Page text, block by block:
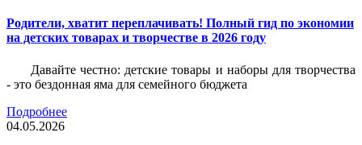
Родители, хватит переплачивать! Полный гид по экономии
на детских товарах и творчестве в 2026 году
Давайте честно: детские товары и наборы для творчества
- это бездонная яма для семейного бюджета
Подробнее
04.05.2026